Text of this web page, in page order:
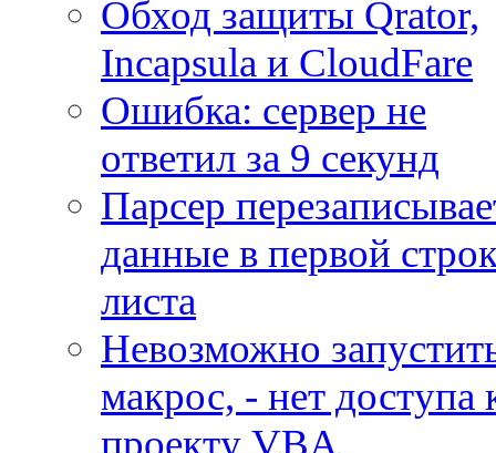
Обход защиты Qrator,
Incapsula и CloudFare
Ошибка: сервер не
ответил за 9 секунд
Парсер
данные в первой
листа
Невозможно
макрос, - нет доступа
проекту VBA